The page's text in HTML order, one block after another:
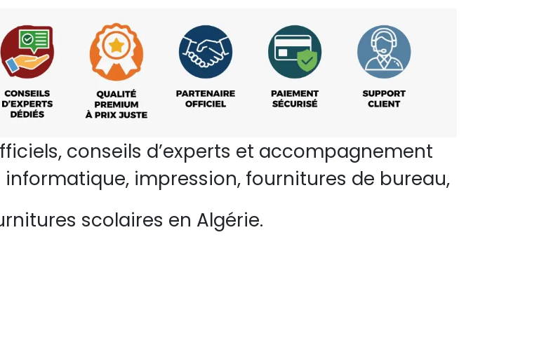
conseils d’experts et accompagnement
impression, fournitures de bureau,
scolaires en Algérie.